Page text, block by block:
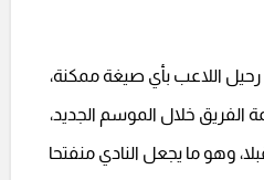
اللاعب بأي صيغة ممكنة،
خلال الموسم الجديد،
وهو ما يجعل النادي منفتحا